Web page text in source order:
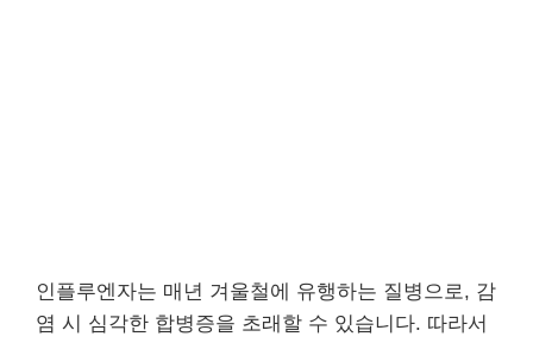
인플루엔자는 매년 겨울철에 유행하는 질병으로, 감
염 시 심각한 합병증을 초래할 수 있습니다. 따라서